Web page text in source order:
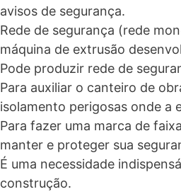
avisos de segurança.
Rede de segurança (rede
máquina de extrusão
Pode produzir rede de
Para auxiliar o canteiro de
isolamento perigosas onde a
Para fazer uma marca de
manter e proteger sua
É uma necessidade
construção.